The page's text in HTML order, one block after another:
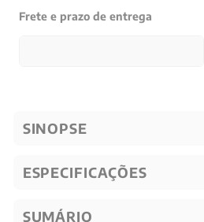
Frete e prazo de entrega
SINOPSE
ESPECIFICAÇÕES
SUMÁRIO